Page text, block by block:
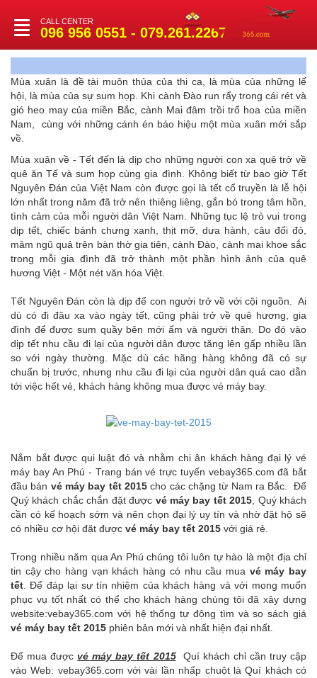
Toggle
navigation
CALL CENTER
096 956 0551 - 079.261.2267
Mùa xuân là đề tài muôn thủa của thi ca, là mùa của những lế
hội, là mùa của sự sum họp. Khi cành Đào run rẩy trong cái rét và
gió heo may của miền Bắc, cành Mai đâm trồi trổ hoa của miền
Nam, cùng với những cánh én báo hiệu một mùa xuân mới sắp
về.
Mùa xuân về - Tết đến là dịp cho những người con xa quê trở về
quê ăn Tế và sum họp cùng gia đình. Không biết từ bao giờ Tết
Nguyên Đán của Việt Nam còn được gọi là tết cổ truyền là lễ hội
lớn nhất trong năm đã trở nên thiêng liêng, gắn bó trong tâm hồn,
tình cảm của mỗi người dân Việt Nam. Những tục lệ trò vui trong
dịp tết, chiếc bánh chưng xanh, thịt mỡ, dưa hành, câu đối đỏ,
mâm ngũ quả trên bàn thờ gia tiên, cành Đào, cành mai khoe sắc
trong mỗi gia đình đã trở thành một phần hình ảnh của quê
hương Việt - Một nét văn hóa Việt.
Tết Nguyên Đán còn là dịp để con người trở về với cội nguồn. Ai
dù có đi đâu xa vào ngày tết, cũng phải trở về quê hương, gia
đình để được sum quầy bên mới ấm và người thân. Do đó vào
dịp tết nhu cầu đi lại của người dân được tăng lên gấp nhiều lần
so với ngày thường. Mặc dù các hãng hàng không đã có sự
chuẩn bị trước, nhưng nhu cầu đi lại của người dân quá cao dẫn
tới việc hết vé, khách hàng không mua được vé máy bay.
Nắm bắt được qui luật đó và nhằm chi ân khách hàng đại lý vé
máy bay An Phú - Trang bán vé trực tuyến vebay365.com đã bắt
đầu bán vé máy bay tết 2015 cho các chặng từ Nam ra Bắc. Để
Quý khách chắc chắn đặt được vé máy bay tết 2015, Quý khách
cần có kế hoạch sớm và nên chọn đại lý uy tín và nhờ đặt hộ sẽ
có nhiều cơ hội đặt được vé máy bay tết 2015 với giá rẻ.
Trong nhiều năm qua An Phú chúng tôi luôn tự hào là một địa chỉ
tin cậy cho hàng vạn khách hàng có nhu cầu mua vé máy bay
tết. Để đáp lại sự tín nhiệm của khách hàng và với mong muốn
phục vụ tốt nhất có thể cho khách hàng chúng tôi đã xây dựng
website:vebay365.com với hệ thống tự động tìm và so sách giá
vé máy bay tết 2015 phiên bản mới và nhất hiện đại nhất.
Để mua đượcvé máy bay tết 2015Quí khách chỉ cần truy cập
vào Web: vebay365.com với vài lần nhấp chuột là Quí khách có